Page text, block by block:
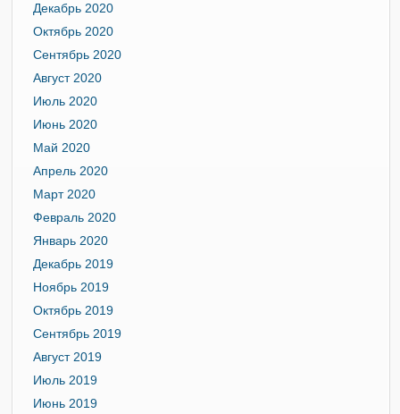
Декабрь 2020
Октябрь 2020
Сентябрь 2020
Август 2020
Июль 2020
Июнь 2020
Май 2020
Апрель 2020
Март 2020
Февраль 2020
Январь 2020
Декабрь 2019
Ноябрь 2019
Октябрь 2019
Сентябрь 2019
Август 2019
Июль 2019
Июнь 2019